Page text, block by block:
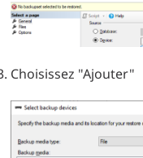
Choisissez "Ajouter"